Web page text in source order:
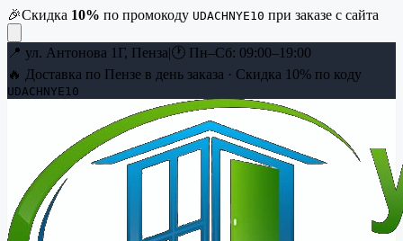
🎉Скидка 10% по промокоду UDACHNYE10 при заказе с сайта
📍 ул. Антонова 1Г, Пенза|🕐 Пн–Сб: 09:00–19:00
🔥 Доставка по Пензе в день заказа · Скидка 10% по коду
UDACHNYE10